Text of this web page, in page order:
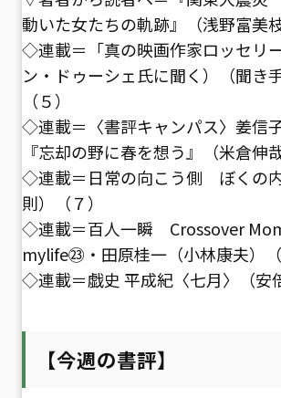
動いた女たちの軌跡』（浅野富美
◇連載＝「真の映画作家ロッセリ
ン・ドゥーシェ氏に聞く）（聞き
（５）
◇連載＝〈書評キャンパス〉姜信
『忘却の野に春を想う』（米倉伸
◇連載＝日常の向こう側 ぼくの
則）（７）
◇連載＝百人一瞬 Crossover
mylife㉓・田原桂一（小林康夫）（
◇連載＝戯史 平成紀〈七月〉（安
【今週の書評】